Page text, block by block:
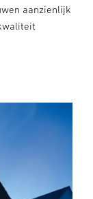
aanzienlijk